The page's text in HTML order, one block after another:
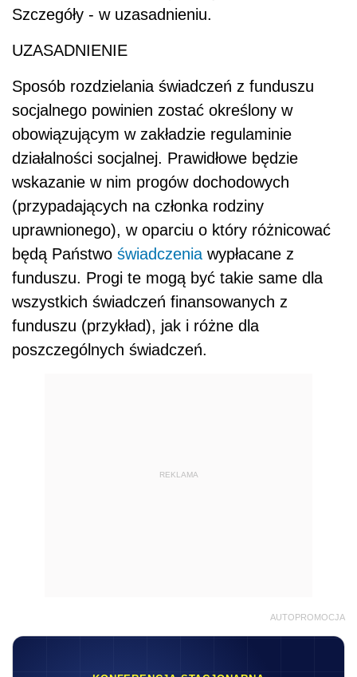
Szczegóły - w uzasadnieniu.
UZASADNIENIE
Sposób rozdzielania świadczeń z funduszu
socjalnego powinien zostać określony w
obowiązującym w zakładzie regulaminie
działalności socjalnej. Prawidłowe będzie
wskazanie w nim progów dochodowych
(przypadających na członka rodziny
uprawnionego), w oparciu o który różnicować
będą Państwo świadczenia wypłacane z
funduszu. Progi te mogą być takie same dla
wszystkich świadczeń finansowanych z
funduszu (przykład), jak i różne dla
poszczególnych świadczeń.
REKLAMA
AUTOPROMOCJA